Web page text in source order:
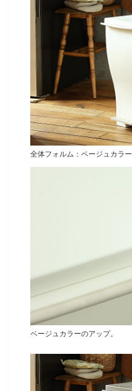
全体フォルム：ベージュカラー
ベージュカラーのアップ。